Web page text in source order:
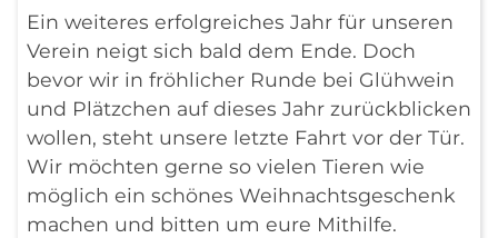
Ein weiteres erfolgreiches Jahr für unseren
Verein neigt sich bald dem Ende. Doch
bevor wir in fröhlicher Runde bei Glühwein
und Plätzchen auf dieses Jahr zurückblicken
wollen, steht unsere letzte Fahrt vor der Tür.
Wir möchten gerne so vielen Tieren wie
möglich ein schönes Weihnachtsgeschenk
machen und bitten um eure Mithilfe.